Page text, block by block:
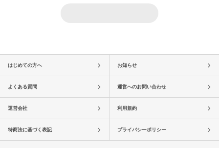
はじめての方へ お知らせ
よくある質問 運営へのお問い合わせ
運営会社 利用規約
特商法に基づく表記 プライバシーポリシー